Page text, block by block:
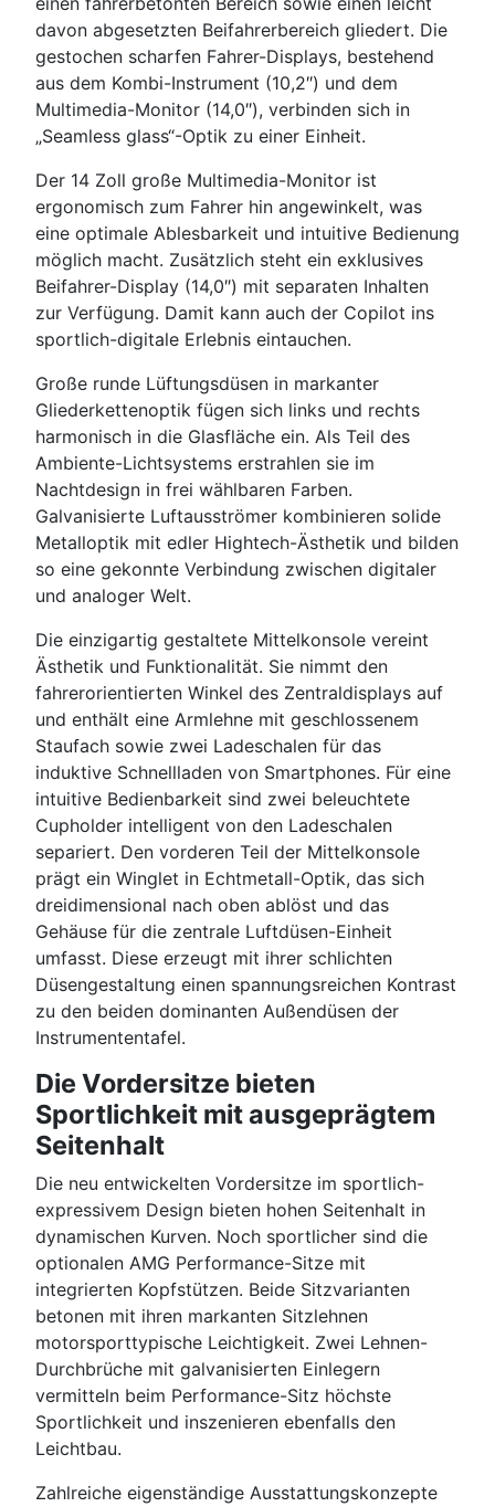
davon abgesetzten Beifahrerbereich gliedert. Die
gestochen scharfen Fahrer-Displays, bestehend
aus dem Kombi-Instrument (10,2″) und dem
Multimedia-Monitor (14,0″), verbinden sich in
„Seamless glass“-Optik zu einer Einheit.
Der 14 Zoll große Multimedia-Monitor ist
ergonomisch zum Fahrer hin angewinkelt, was
eine optimale Ablesbarkeit und intuitive Bedienung
möglich macht. Zusätzlich steht ein exklusives
Beifahrer-Display (14,0″) mit separaten Inhalten
zur Verfügung. Damit kann auch der Copilot ins
sportlich-digitale Erlebnis eintauchen.
Große runde Lüftungsdüsen in markanter
Gliederkettenoptik fügen sich links und rechts
harmonisch in die Glasfläche ein. Als Teil des
Ambiente-Lichtsystems erstrahlen sie im
Nachtdesign in frei wählbaren Farben.
Galvanisierte Luftausströmer kombinieren solide
Metalloptik mit edler Hightech-Ästhetik und bilden
so eine gekonnte Verbindung zwischen digitaler
und analoger Welt.
Die einzigartig gestaltete Mittelkonsole vereint
Ästhetik und Funktionalität. Sie nimmt den
fahrerorientierten Winkel des Zentraldisplays auf
und enthält eine Armlehne mit geschlossenem
Staufach sowie zwei Ladeschalen für das
induktive Schnellladen von Smartphones. Für eine
intuitive Bedienbarkeit sind zwei beleuchtete
Cupholder intelligent von den Ladeschalen
separiert. Den vorderen Teil der Mittelkonsole
prägt ein Winglet in Echtmetall-Optik, das sich
dreidimensional nach oben ablöst und das
Gehäuse für die zentrale Luftdüsen-Einheit
umfasst. Diese erzeugt mit ihrer schlichten
Düsengestaltung einen spannungsreichen Kontrast
zu den beiden dominanten Außendüsen der
Instrumententafel.
Die Vordersitze bieten
Sportlichkeit mit ausgeprägtem
Seitenhalt
Die neu entwickelten Vordersitze im sportlich-
expressivem Design bieten hohen Seitenhalt in
dynamischen Kurven. Noch sportlicher sind die
optionalen AMG Performance-Sitze mit
integrierten Kopfstützen. Beide Sitzvarianten
betonen mit ihren markanten Sitzlehnen
motorsporttypische Leichtigkeit. Zwei Lehnen-
Durchbrüche mit galvanisierten Einlegern
vermitteln beim Performance-Sitz höchste
Sportlichkeit und inszenieren ebenfalls den
Leichtbau.
Zahlreiche eigenständige Ausstattungskonzepte